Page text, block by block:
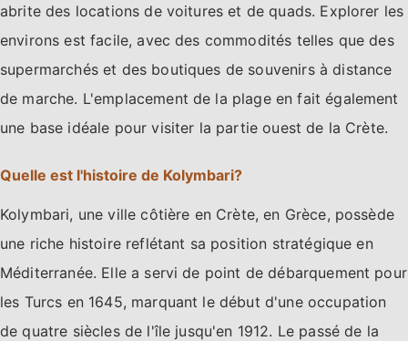
abrite des locations de voitures et de quads. Explorer les
environs est facile, avec des commodités telles que des
supermarchés et des boutiques de souvenirs à distance
de marche. L'emplacement de la plage en fait également
une base idéale pour visiter la partie ouest de la Crète.
Quelle est l'histoire de Kolymbari?
Kolymbari, une ville côtière en Crète, en Grèce, possède
une riche histoire reflétant sa position stratégique en
Méditerranée. Elle a servi de point de débarquement pour
les Turcs en 1645, marquant le début d'une occupation
de quatre siècles de l'île jusqu'en 1912. Le passé de la